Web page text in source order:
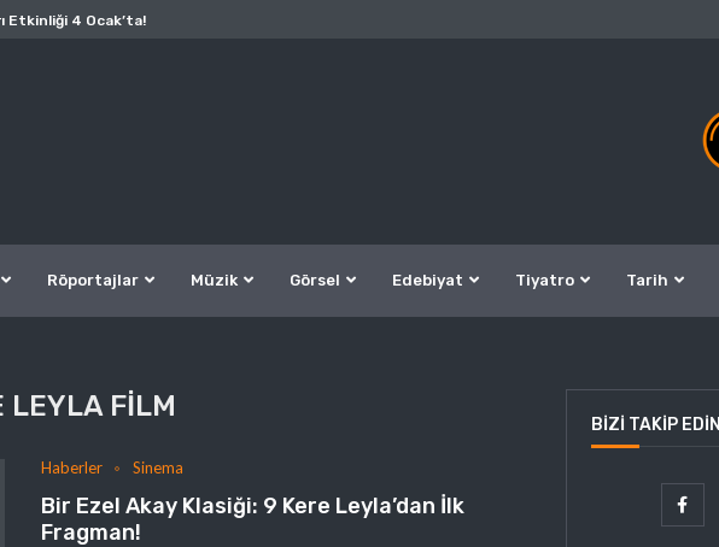
Etkinliği 4 Ocak’ta!
Röportajlar Müzik Görsel Edebiyat Tiyatro Tarih
LEYLA FILM
Haberler Sinema
Bir Ezel Akay Klasiği: 9 Kere Leyla’dan İlk
Fragman!
BIZI TAKIP EDIN